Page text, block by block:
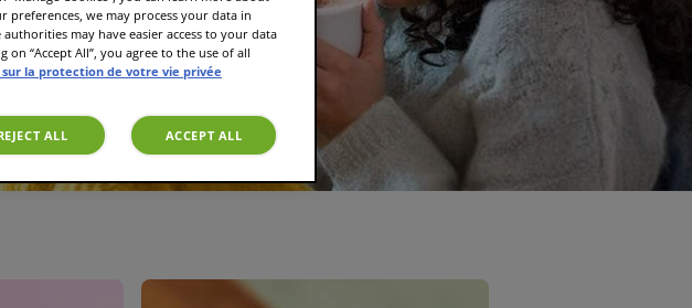
preferences, we may process your data in
may have easier access to your data
on “Accept All”, you agree to the use of all
sur la protection de votre vie privée
ALL ACCEPT ALL